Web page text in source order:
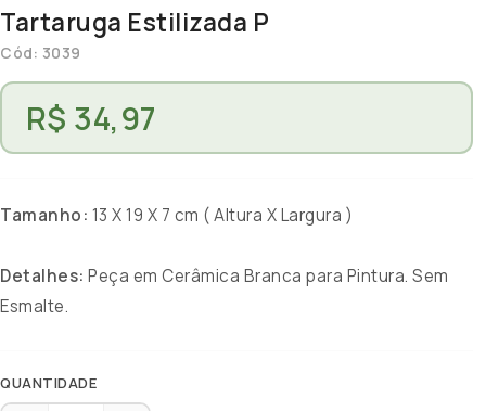
Tartaruga Estilizada P
Cód: 3039
R$ 34,97
Tamanho: 13 X 19 X 7 cm ( Altura X Largura )
Detalhes: Peça em Cerâmica Branca para Pintura. Sem
Esmalte.
QUANTIDADE